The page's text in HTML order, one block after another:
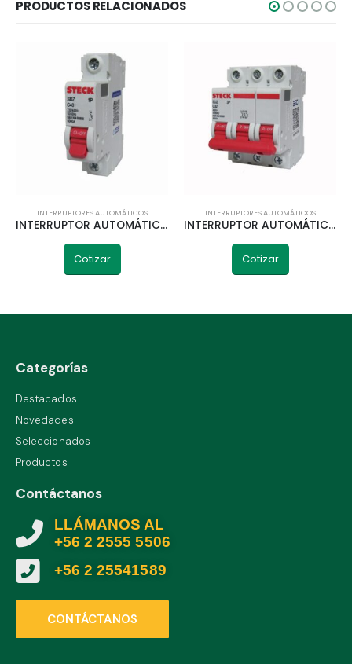
PRODUCTOS RELACIONADOS
INTERRUPTORES AUTOMÁTICOS
INTERRUPTOR AUTOMÁTICO 1P 40A 6KA CURVA C STECK
Cotizar
INTERRUPTORES AUTOMÁTICOS
INTERRUPTOR AUTOMÁTICO 3P 10A 10KA CURVA C STECK
Cotizar
Categorías
Destacados
Novedades
Seleccionados
Productos
Contáctanos
LLÁMANOS AL
+56 2 2555 5506
+56 2 25541589
CONTÁCTANOS